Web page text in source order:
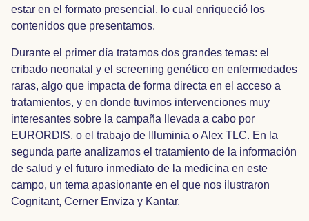
estar en el formato presencial, lo cual enriqueció los
contenidos que presentamos.
Durante el primer día tratamos dos grandes temas: el
cribado neonatal y el screening genético en enfermedades
raras, algo que impacta de forma directa en el acceso a
tratamientos, y en donde tuvimos intervenciones muy
interesantes sobre la campaña llevada a cabo por
EURORDIS, o el trabajo de Illuminia o Alex TLC. En la
segunda parte analizamos el tratamiento de la información
de salud y el futuro inmediato de la medicina en este
campo, un tema apasionante en el que nos ilustraron
Cognitant, Cerner Enviza y Kantar.